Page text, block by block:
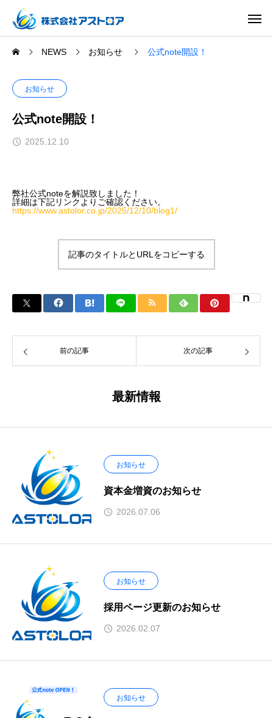
NEWS お知らせ 公式note開設！
お知らせ
公式note開設！
2025.12.10
弊社公式noteを解説致しました！
詳細は下記リンクよりご確認ください。
https://www.astolor.co.jp/2025/12/10/blog1/
記事のタイトルとURLをコピーする
前の記事 次の記事
最新情報
お知らせ
資本金増資のお知らせ
2026.07.06
お知らせ
採用ページ更新のお知らせ
2026.02.07
お知らせ